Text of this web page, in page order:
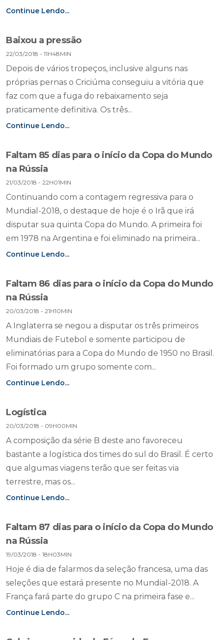
Continue Lendo...
Baixou a pressão
22/03/2018 - 11H48MIN
Depois de vários tropeços, inclusive alguns nas
próprias pernas o Criciúma conseguiu a vitória que
faz com que a fuga do rebaixamento seja
praticamente definitiva. Os três...
Continue Lendo...
Faltam 85 dias para o início da Copa do Mundo
na Rússia
21/03/2018 - 22H01MIN
Continuando com a contagem regressiva para o
Mundial-2018, o destaque de hoje é o Irã que irá
disputar sua quinta Copa do Mundo. A primeira foi
em 1978 na Argentina e foi eliminado na primeira...
Continue Lendo...
Faltam 86 dias para o início da Copa do Mundo
na Rússia
20/03/2018 - 21H10MIN
A Inglaterra se negou a disputar os três primeiros
Mundiais de Futebol e somente participou de
eliminatórias para a Copa do Mundo de 1950 no Brasil.
Foi formado um grupo somente com...
Continue Lendo...
Logística
20/03/2018 - 09H00MIN
A composição da série B deste ano favoreceu
bastante a logística dos times do sul do Brasil. É certo
que algumas viagens terão que ser feitas via
terrestre, mas os...
Continue Lendo...
Faltam 87 dias para o início da Copa do Mundo
na Rússia
19/03/2018 - 18H03MIN
Hoje é dia de falarmos da seleção francesa, uma das
seleções que estará presente no Mundial-2018. A
França fará parte do grupo C na primeira fase e...
Continue Lendo...